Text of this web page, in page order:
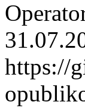
https://